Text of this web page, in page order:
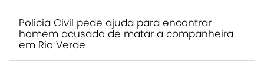
Polícia Civil pede ajuda para encontrar
homem acusado de matar a companheira
em Rio Verde